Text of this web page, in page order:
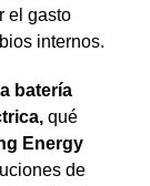
el gasto
internos.
batería
qué
Energy
de